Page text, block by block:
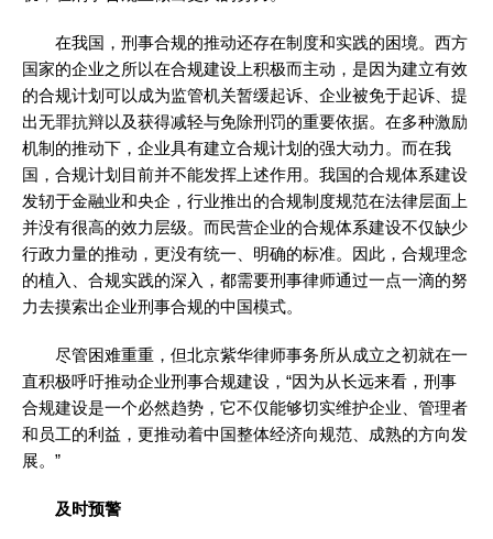
在我国，刑事合规的推动还存在制度和实践的困境。西方
国家的企业之所以在合规建设上积极而主动，是因为建立有效
的合规计划可以成为监管机关暂缓起诉、企业被免于起诉、提
出无罪抗辩以及获得减轻与免除刑罚的重要依据。在多种激励
机制的推动下，企业具有建立合规计划的强大动力。而在我
国，合规计划目前并不能发挥上述作用。我国的合规体系建设
发轫于金融业和央企，行业推出的合规制度规范在法律层面上
并没有很高的效力层级。而民营企业的合规体系建设不仅缺少
行政力量的推动，更没有统一、明确的标准。因此，合规理念
的植入、合规实践的深入，都需要刑事律师通过一点一滴的努
力去摸索出企业刑事合规的中国模式。
尽管困难重重，但北京紫华律师事务所从成立之初就在一
直积极呼吁推动企业刑事合规建设，“因为从长远来看，刑事
合规建设是一个必然趋势，它不仅能够切实维护企业、管理者
和员工的利益，更推动着中国整体经济向规范、成熟的方向发
展。”
及时预警